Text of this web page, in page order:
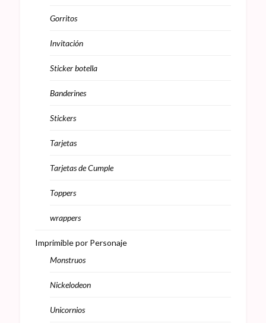
Gorritos
Invitación
Sticker botella
Banderines
Stickers
Tarjetas
Tarjetas de Cumple
Toppers
wrappers
Imprimible por Personaje
Monstruos
Nickelodeon
Unicornios